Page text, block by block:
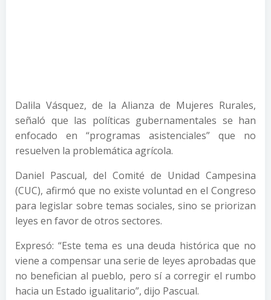
Dalila Vásquez, de la Alianza de Mujeres Rurales,
señaló que las políticas gubernamentales se han
enfocado en “programas asistenciales” que no
resuelven la problemática agrícola.
Daniel Pascual, del Comité de Unidad Campesina
(CUC), afirmó que no existe voluntad en el Congreso
para legislar sobre temas sociales, sino se priorizan
leyes en favor de otros sectores.
Expresó: “Este tema es una deuda histórica que no
viene a compensar una serie de leyes aprobadas que
no benefician al pueblo, pero sí a corregir el rumbo
hacia un Estado igualitario”, dijo Pascual.